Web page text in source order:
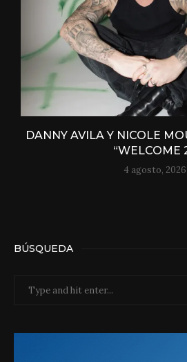
DANNY AVILA Y NICOLE
“WELCOME
4 agosto, 2026
BÚSQUEDA